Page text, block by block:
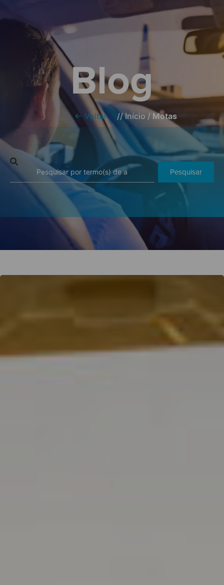
Blog
← Voltar //Início / Motas
Pesquisar